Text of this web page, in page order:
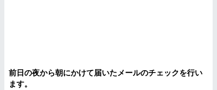
前日の夜から朝にかけて届いたメールのチェックを行い
ます。